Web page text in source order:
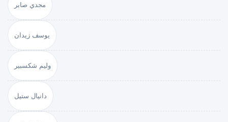
مجدي صابر
يوسف زيدان
وليم شكسبير
دانيال ستيل